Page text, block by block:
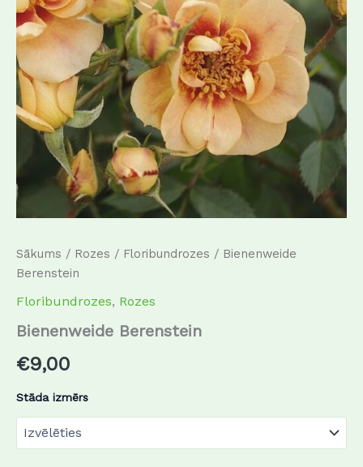
Sākums / Rozes / Floribundrozes / Bienenweide
Berenstein
Floribundrozes, Rozes
Bienenweide Berenstein
€9,00
Stāda izmērs